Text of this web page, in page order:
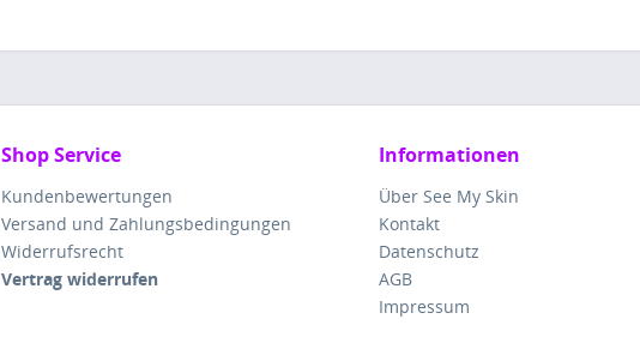
Shop Service
Kundenbewertungen
Versand und Zahlungsbedingungen
Widerrufsrecht
Vertrag widerrufen
Informationen
Über See My Skin
Kontakt
Datenschutz
AGB
Impressum